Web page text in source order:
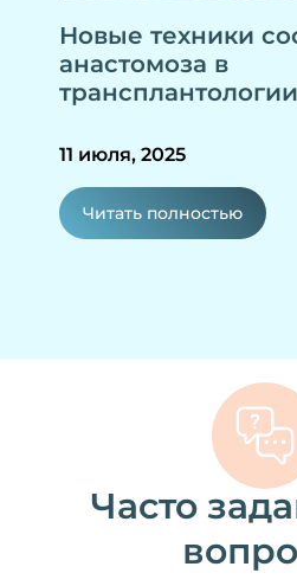
Новые техники
анастомоза в
трансплантологии
11 июля, 2025
Читать полностью
Часто